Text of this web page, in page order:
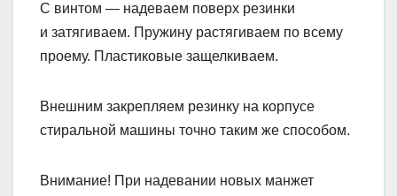
С винтом — надеваем поверх резинки
и затягиваем. Пружину растягиваем по всему
проему. Пластиковые защелкиваем.
Внешним закрепляем резинку на корпусе
стиральной машины точно таким же способом.
Внимание! При надевании новых манжет